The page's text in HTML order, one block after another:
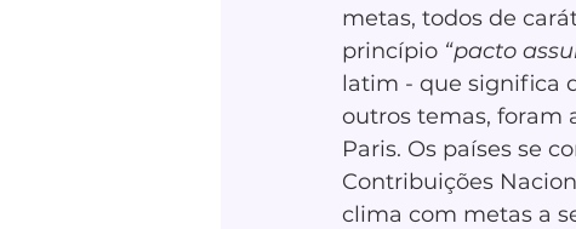
metas, todos de
princípio “pacto
latim - que significa
outros temas, foram
Paris. Os países se
Contribuições
clima com metas a